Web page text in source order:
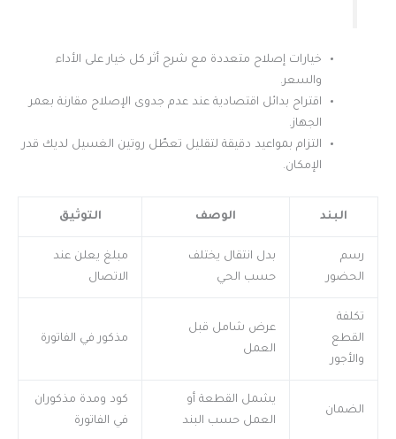
خيارات إصلاح متعددة مع شرح أثر كل خيار على الأداء
والسعر.
اقتراح بدائل اقتصادية عند عدم جدوى الإصلاح مقارنة بعمر
الجهاز.
التزام بمواعيد دقيقة لتقليل تعطّل روتين الغسيل لديك قدر
الإمكان.
البند الوصف التوثيق
رسم
الحضور
بدل انتقال يختلف
حسب الحي
مبلغ يعلن عند
الاتصال
تكلفة
القطع
والأجور
عرض شامل قبل
العمل
مذكور في الفاتورة
الضمان
يشمل القطعة أو
العمل حسب البند
كود ومدة مذكوران
في الفاتورة